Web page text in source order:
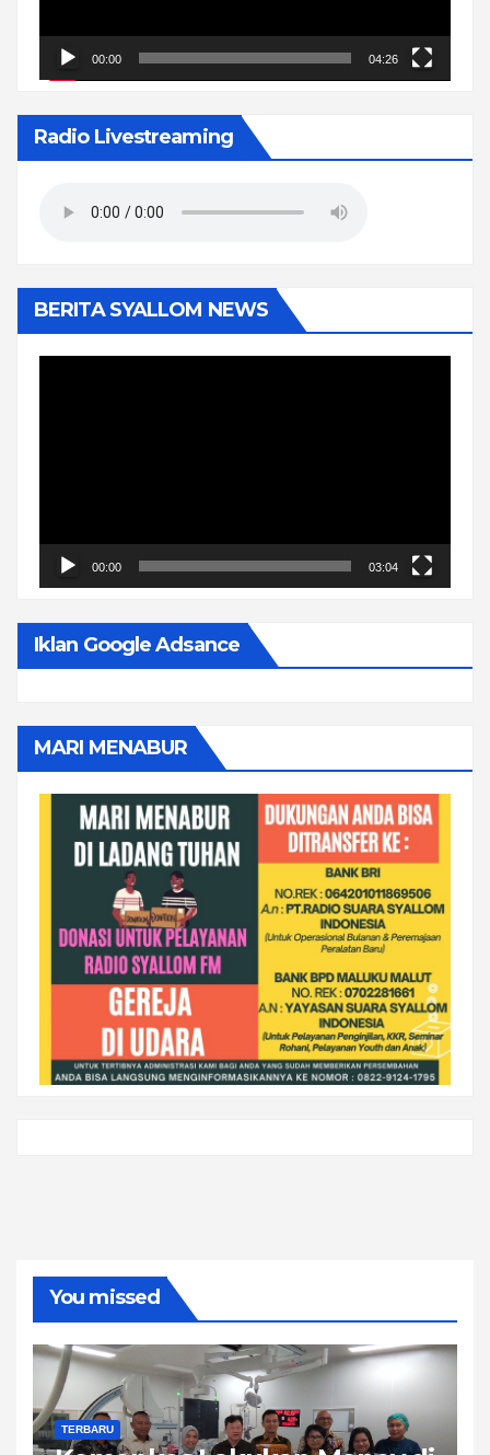
00:00 04:26
Radio Livestreaming
BERITA SYALLOM NEWS
00:00 03:04
Iklan Google Adsance
MARI MENABUR
You missed
TERBARU